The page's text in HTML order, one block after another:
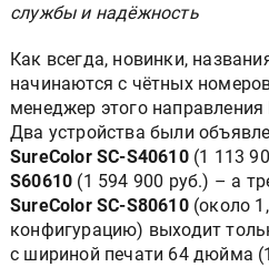
службы и надёжность
Как всегда, новинки,
начинаются с чётных
менеджер этого направления
Два устройства были
SureColor SC-S40610(1 113
S60610 (1 594 900 руб.) – а
SureColor SC-S80610(около
конфигурацию) выходит
с шириной печати 64 дюйма